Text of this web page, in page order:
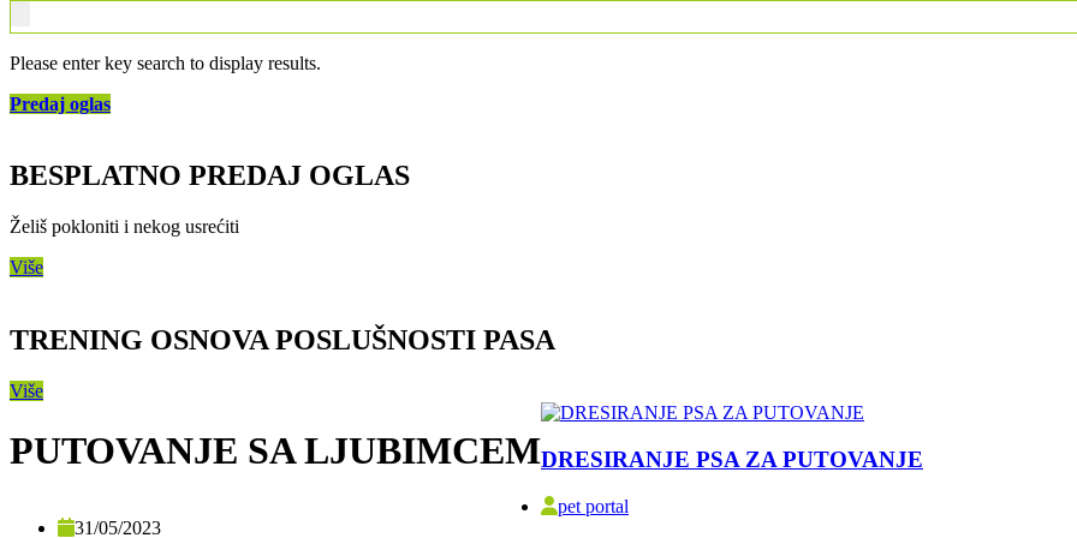
Please enter key search to display results.
Predaj oglas
BESPLATNO PREDAJ OGLAS
Želiš pokloniti i nekog usrećiti
Više
TRENING OSNOVA POSLUŠNOSTI PASA
Više
PUTOVANJE SA LJUBIMCEMDRESIRANJE PSA ZA PUTOVANJE
pet portal
31/05/2023